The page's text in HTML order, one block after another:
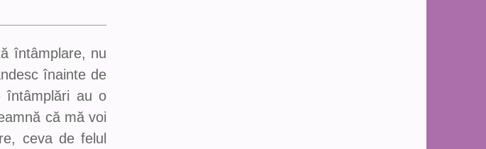
întâmplare, nu
înainte de
întâmplări au o
că mă voi
ceva de felul